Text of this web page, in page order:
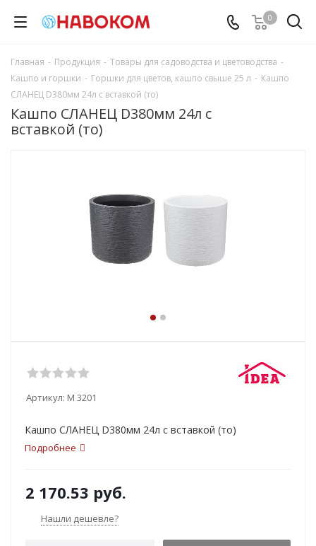
0
Главная - Продукция - Товары для садоводства и цветоводства -
Кашпо и горшки - Горшки для цветов, кашпо свыше 25 л - Кашпо
СЛАНЕЦ D380мм 24л с вставкой (то)
Кашпо СЛАНЕЦ D380мм 24л с
вставкой (то)
Артикул: М 3201
Кашпо СЛАНЕЦ D380мм 24л с вставкой (то)
Подробнее
2 170.53 руб.
Нашли дешевле?